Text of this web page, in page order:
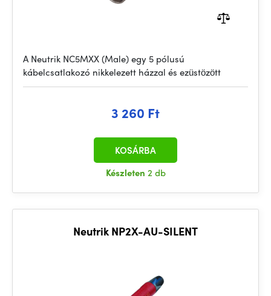
A Neutrik NC5MXX (Male) egy 5 pólusú
kábelcsatlakozó nikkelezett házzal és ezüstözött
3 260 Ft
Készleten 2 db
KOSÁRBA
Neutrik NP2X-AU-SILENT